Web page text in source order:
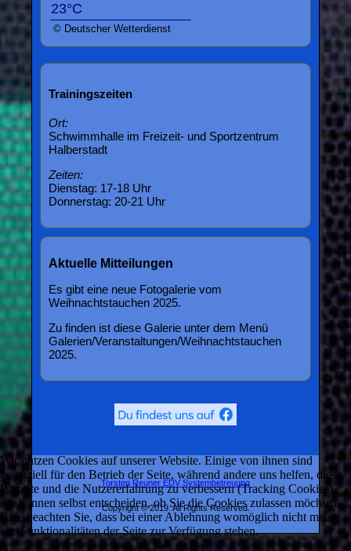
23°C
© Deutscher Wetterdienst
Trainingszeiten
Ort:
Schwimmhalle im Freizeit- und Sportzentrum
Halberstadt
Zeiten:
Dienstag: 17-18 Uhr
Donnerstag: 20-21 Uhr
Aktuelle Mitteilungen
Es gibt eine neue Fotogalerie vom
Weihnachtstauchen 2025.
Zu finden ist diese Galerie unter dem Menü
Galerien/Veranstaltungen/Weihnachtstauchen
2025.
Torsten Reuner EDV Systembetreuung
Copyright © 2019. All Rights Reserved.
Wir nutzen Cookies auf unserer Website. Einige von ihnen sind
essenziell für den Betrieb der Seite, während andere uns helfen, diese
Website und die Nutzererfahrung zu verbessern (Tracking Cookies).
Sie können selbst entscheiden, ob Sie die Cookies zulassen möchten.
Bitte beachten Sie, dass bei einer Ablehnung womöglich nicht mehr
alle Funktionalitäten der Seite zur Verfügung stehen.